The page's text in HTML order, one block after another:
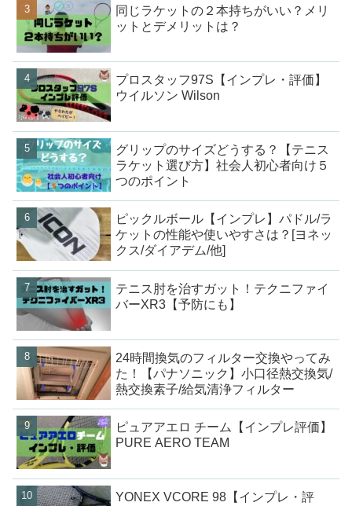
同じラケットの２本持ちがいい？メリ
ットとデメリットは？
プロスタッフ97S【インプレ・評価】
ウイルソン Wilson
グリップのサイズどうする？【テニス
ラケット選び方】社会人初心者向け５
つのポイント
ピックルボール【インプレ】パドル/ラ
ケットの性能や使いやすさは？[ヨネッ
クス/ダイアデム/他]
テニス肘を治すガット！テクニファイ
バーXR3【予防にも】
24時間換気のフィルター交換やってみ
た！【パナソニック】小口径熱交換気/
熱交換素子/給気清浄フィルター
ピュアアエロ チーム【インプレ評価】
PURE AERO TEAM
YONEX VCORE 98【インプレ・評